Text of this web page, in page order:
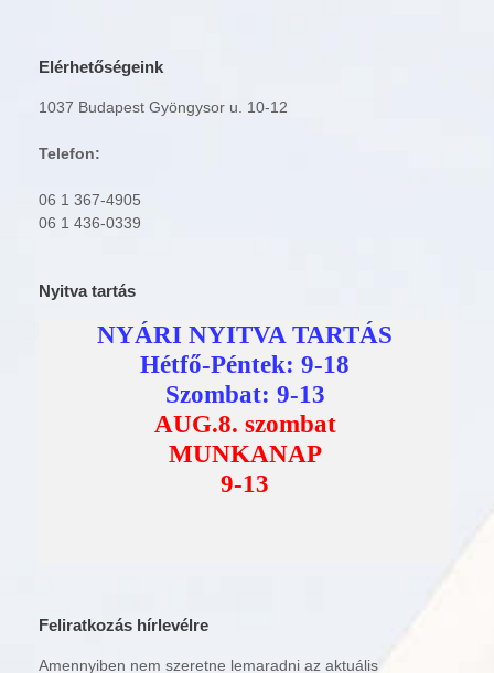
Elérhetőségeink
1037 Budapest Gyöngysor u. 10-12
Telefon:
06 1 367-4905
06 1 436-0339
Nyitva tartás
Feliratkozás hírlevélre
Amennyiben nem szeretne lemaradni az aktuális